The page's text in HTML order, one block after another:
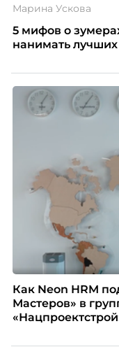
Марина Ускова
5 мифов о
нанимать лучших
Как Neon HRM
Мастеров» в